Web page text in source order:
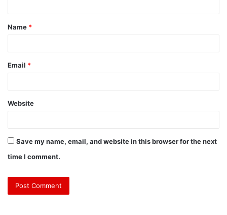
Name *
Email *
Website
Save my name, email, and website in this browser for the next
time I comment.